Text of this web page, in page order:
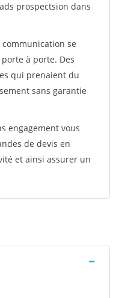
prospectsion dans
se
à porte. Des
qui prenaient du
sans garantie
engagement vous
de devis en
et ainsi assurer un